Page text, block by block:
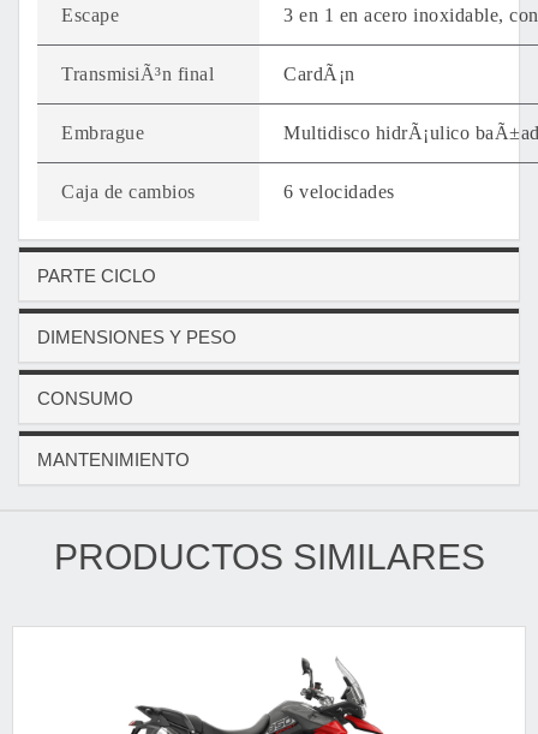
Escape 3 en 1 en acero inoxidable,
TransmisiÃ³n final CardÃ¡n
Embrague Multidisco hidrÃ¡ulico
Caja de cambios 6 velocidades
PARTE CICLO
DIMENSIONES Y PESO
CONSUMO
MANTENIMIENTO
PRODUCTOS SIMILARES